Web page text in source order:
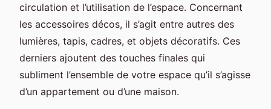
circulation et l’utilisation de l’espace. Concernant
les accessoires décos, il s’agit entre autres des
lumières, tapis, cadres, et objets décoratifs. Ces
derniers ajoutent des touches finales qui
subliment l’ensemble de votre espace qu’il s’agisse
d’un appartement ou d’une maison.